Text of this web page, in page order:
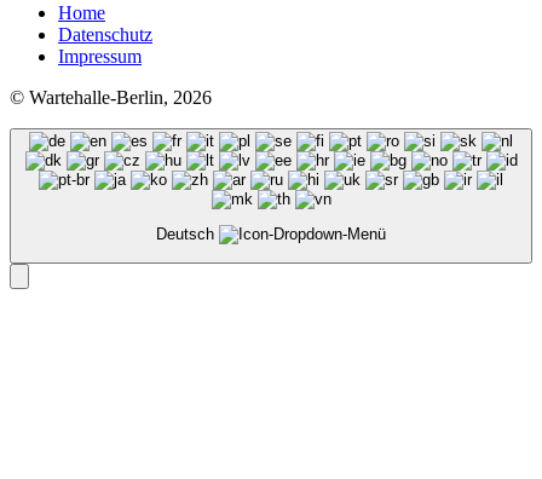
Home
Datenschutz
Impressum
© Wartehalle-Berlin, 2026
Deutsch